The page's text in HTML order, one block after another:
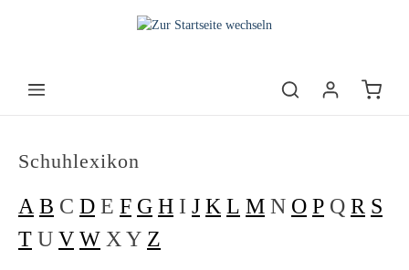
Schuhlexikon
A B C D E F G H I J K L M N O P Q R S
T U V W X Y Z